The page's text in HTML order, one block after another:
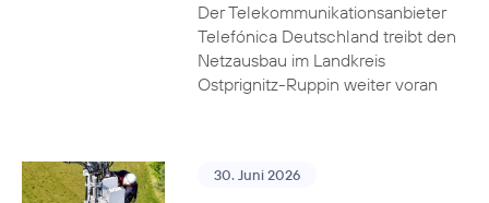
Der Telekommunikationsanbieter
Telefónica Deutschland treibt den
Netzausbau im Landkreis
Ostprignitz-Ruppin weiter voran
30. Juni 2026